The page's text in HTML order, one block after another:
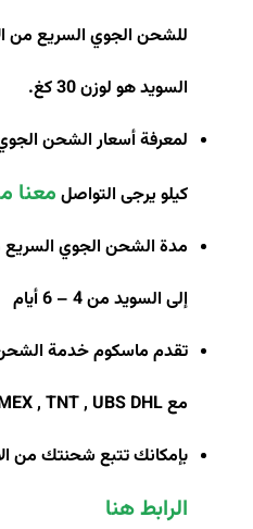
للشحن الجوي السريع من
السويد هو لوزن 30 كغ
.
كيلو يرجى التواصل معنا
مدة الشحن الجوي السريع
إلى السويد من 4 – 6 أيام
تقدم ماسكوم خدمة
مع, TNT , UBS DHL
بإمكانك تتبع شحنتك من
الرابط هنا